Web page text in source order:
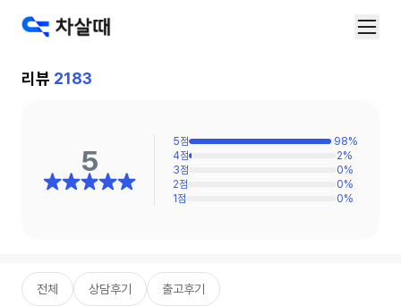
전체 상담후기 출고후기
리뷰 2183
5
1 점 0%
2점 0%
3점 0%
4점 2%
5점 98%